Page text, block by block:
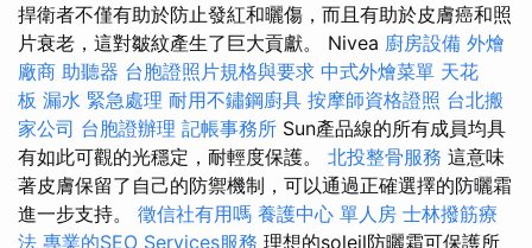
捍衛者不僅有助於防止發紅和曬傷，而且有助於皮膚癌和照
片衰老，這對皺紋產生了巨大貢獻。 Nivea 廚房設備 外燴
廠商 助聽器 台胞證照片規格與要求 中式外燴菜單 天花
板 漏水 緊急處理 耐用不鏽鋼廚具 按摩師資格證照 台北搬
家公司 台胞證辦理 記帳事務所 Sun產品線的所有成員均具
有如此可觀的光穩定，耐輕度保護。 北投整骨服務 這意味
著皮膚保留了自己的防禦機制，可以通過正確選擇的防曬霜
進一步支持。 徵信社有用嗎 養護中心 單人房 士林撥筋療
法 專業的SEO Services服務 理想的soleil防曬霜可保護所